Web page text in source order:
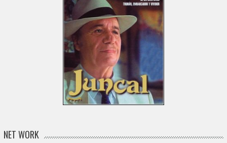
NET WORK